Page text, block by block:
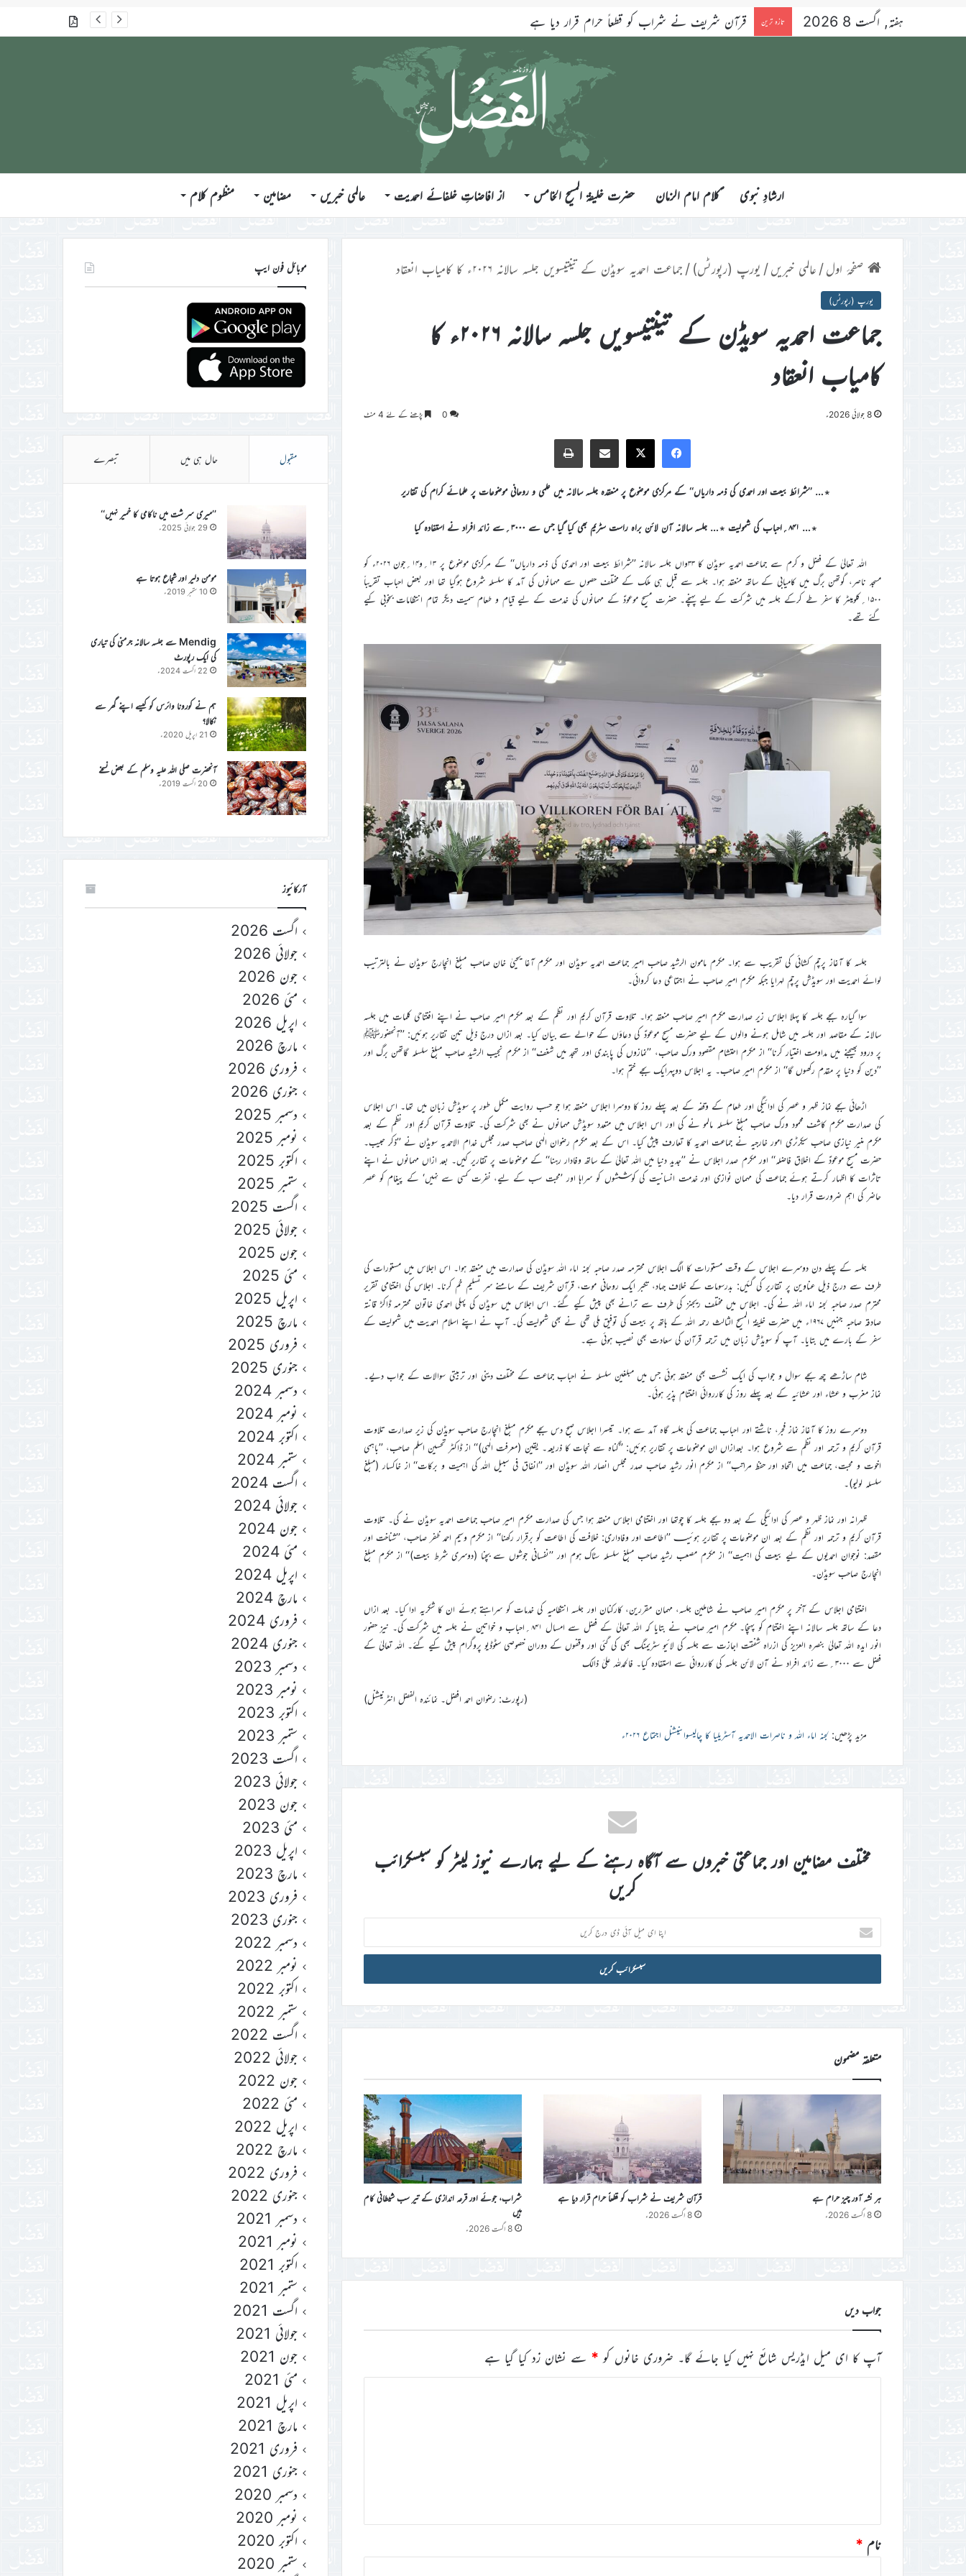
ہفتہ, اگست 8 2026 تازہ ترین قرآن شریف نے شراب کو قطعاً حرام قرار دیا ہے گذشتہ شمارے
ارشادِ نبوی ؑکلام امام الزمان حضرت خلیفۃ المسیح الخامس از افاضاتِ خلفائے احمدیت عالمی خبریں مضامین منظوم کلام
صفحۂ اول/ عالمی خبریں/ یورپ (رپورٹس) / جماعت احمدیہ سویڈن کے تینتیسویں جلسہ سالانہ ۲۰۲۶ء کا کامیاب انعقاد
یورپ (رپورٹس)
جماعت احمدیہ سویڈن کے تینتیسویں جلسہ سالانہ ۲۰۲۶ء کا
کامیاب انعقاد
8 جولائی 2026ء 0 پڑھنے کے لئے 4 منٹ
Facebook
X
Share via Email
Print
٭… ’’شرائط بیعت اور احمدی کی ذمہ داریاں‘‘ کے مرکزی موضوع پر منعقدہ جلسہ سالانہ میں علمی و روحانی موضوعات پر علمائے کرام کی تقاریر
٭… ۸۴۱؍احباب کی شمولیت ٭… جلسہ سالانہ آن لائن براہ راست سٹریم بھی کیا گیا جس سے ۳۰۰۰؍سے زائد افراد نے استفادہ کیا
اللہ تعالیٰ کے فضل و کرم سے جماعت احمدیہ سویڈن کا ۳۳واں جلسہ سالانہ ’’شرائط بیعت اور احمدی کی ذمہ داریاں‘‘ کے مرکزی موضوع پر ۱۳؍و۱۴؍جون ۲۰۲۶ء کو
مسجد ناصر، گوتھن برگ میں کامیابی کے ساتھ منعقد ہوا۔ جلسہ سے قبل ہی ملک کے مختلف حصوں سے مہمانوں کی آمد کا سلسلہ شروع ہوگیا تھا اور بعض احباب تقریباً
۱۵۰۰؍کلومیٹر کا سفر طے کرکے جلسہ میں شرکت کے لیے پہنچے۔ حضرت مسیح موعودؑ کے مہمانوں کی خدمت کے لیے قیام و طعام سمیت دیگر تمام انتظامات بخوبی کیے
گئے تھے۔
جلسہ کا آغاز پرچم کشائی کی تقریب سے ہوا۔ مکرم مامون الرشید صاحب امیر جماعت احمدیہ سویڈن اور مکرم آغا یحییٰ خان صاحب مبلغ انچارج سویڈن نے بالترتیب
لوائے احمدیت اور سویڈش پرچم لہرایا جبکہ مکرم امیر صاحب نے اجتماعی دعا کروائی۔
سوا گیارہ بجے جلسہ کا پہلا اجلاس زیر صدارت مکرم امیر صاحب منعقد ہوا۔ تلاوت قرآن کریم اور نظم کے بعد مکرم امیر صاحب نے اپنے افتتاحی کلمات میں جلسہ
سالانہ کے مقاصد اور جلسہ میں شامل ہونے والوں کے لیے حضرت مسیح موعودؑ کی دعاؤں کے حوالے سے بیان کیا۔ بعد ازاں درج ذیل تین تقاریر ہوئیں: ’’آنحضورﷺ
پر درود بھیجنے میں مداومت اختیار کرنا‘‘ از مکرم احتشام مقصود ورک صاحب، ’’نمازوں کی پابندی اور تہجد میں شغف‘‘ از مکرم نجیب الرشید صاحب مبلغ سلسلہ گاتھن برگ اور
’’دین کو دنیا پر مقدم رکھوں گا‘‘ از مکرم امیر صاحب۔ یہ اجلاس دوپہرایک بجے ختم ہوا۔
اڑھائی بجے نماز ظہر و عصر کی ادائیگی اور طعام کے وقفہ کے بعد پہلے روز کا دوسرا اجلاس منعقد ہوا جو حسب روایت مکمل طور پر سویڈش زبان میں تھا۔ اس اجلاس
کی صدارت مکرم کاشف محمود ورک صاحب مبلغ سلسلہ مالمو نے کی اور اس اجلاس میں متعدد سویڈش مہمانوں نے بھی شرکت کی۔ تلاوت قرآن کریم اور نظم کے بعد
مکرم منیر نیازی صاحب سیکرٹری امور خارجیہ نے جماعت احمدیہ کا تعارف پیش کیا۔ اس کے بعد مکرم رضوان الٰہی صاحب صدر مجلس خدام الاحمدیہ سویڈن نے ’’ذکر حبیب۔
حضرت مسیح موعودؑ کے اخلاق فاضلہ‘‘ اور مکرم صدر اجلاس نے ’’جدید دنیا میں اللہ تعالیٰ کے ساتھ وفادار رہنا‘‘ کے موضوعات پر تقاریر کیں۔ بعد ازاں مہمانوں نے اپنے
تاثرات کا اظہار کرتے ہوئے جماعت کی مہمان نوازی اور خدمت انسانیت کی کوششوں کو سراہا اور ’محبت سب کے لیے، نفرت کسی سے نہیں‘ کے پیغام کو عصر
حاضر کی اہم ضرورت قرار دیا۔
جلسہ کے پہلے دن دوسرے اجلاس کے وقت مستورات کا الگ اجلاس محترمہ صدر صاحبہ لجنہ اماء اللہ سویڈن کی صدارت میں منعقد ہوا۔ اس اجلاس میں مستورات کی
طرف سے درج ذیل عناوین پر تقاریر کی گئیں: بدرسومات کے خلاف جہاد، تکبر ایک روحانی موت، قرآن شریف کے سامنے سر تسلیم خم کرنا۔ اجلاس کی اختتامی تقریر
محترم صدر صاحبہ لجنہ اماء اللہ نے کی۔ اجلاس میں مختلف ریجنز کی طرف سے ترانے بھی پیش کیے گئے۔ اس اجلاس میں سویڈن کی پہلی احمدی خاتون محترمہ ڈاکڑ قانتہ
صادقہ صاحبہ جنہیں ۱۹۶۷ء میں حضرت خلیفۃ المسیح الثالث رحمہ اللہ کے ہاتھ پر بیعت کی توفیق ملی تھی نے بھی شمولیت کی۔ آپ نے اپنے اسلام احمدیت میں شمولیت کے
سفر کے بارے میں بتایا۔ آپ کو سویڈش زبان میں ترجمہ قرآن کی سعادت بھی نصیب ہوئی ہے۔
شام ساڑھے چھ بجے سوال و جواب کی ایک نشست بھی منعقد ہوئی جس میں مبلغین سلسلہ نے احباب جماعت کے مختلف دینی اور تربیتی سوالات کے جواب دیے۔
نماز مغرب و عشاء اور عشائیہ کے بعد پہلے روز کی کارروائی اختتام پذیر ہوئی۔
دوسرے روز کا آغاز نماز فجر، ناشتے اور احباب جماعت کی جلسہ گاہ آمد سے ہوا۔ تیسرا اجلاس صبح دس بجے مکرم مبلغ انچارج صاحب سویڈن کی زیر صدارت تلاوت
قرآن کریم و ترجمہ اور نظم سے شروع ہوا۔ بعدازاں ان موضوعات پر تقاریر ہوئیں: ’’گناہ سے نجات کا ذریعہ۔ یقین (معرفت الٰہی)‘‘ از ڈاکٹر تحسین اسلم صاحب، ’’باہمی
اخوت و محبت، جماعت میں اتحاد اور حفظ مراتب‘‘ از مکرم انور رشید صاحب صدر مجلس انصار اللہ سویڈن اور ’’انفاق فی سبیل اللہ کی اہمیت و برکات‘‘ از خاکسار (مبلغ
سلسلہ لولیو)۔
ظہرانہ اور نماز ظہر و عصر کی ادائیگی کے بعد دو بجے جلسہ کا چوتھا اور اختتامی اجلاس منعقد ہوا جس کی صدارت مکرم امیر صاحب جماعت احمدیہ سویڈن نے کی۔ تلاوت
قرآن کریم و ترجمہ اور نظم کے بعد ان موضوعات پر تقاریر ہوئیںـ ’’اطاعت اور وفاداری: خلافت کی اطاعت کو برقرار رکھنا‘‘ از مکرم وسیم احمد ظفر صاحب، ’’شناخت اور
مقصد: نوجوان احمدیوں کے لیے بیعت کی اہمیت‘‘ از مکرم مصعب رشید صاحب مبلغ سلسلہ سٹاک ہوم اور ’’نفسانی جوشوں سے بچنا (دوسری شرط بیعت)‘‘ از مکرم مبلغ
انچارج صاحب سویڈن۔
اختتامی اجلاس کے آخر پر مکرم امیر صاحب نے شاملین جلسہ، مہمان مقررین، کارکنان اور جلسہ انتظامیہ کی خدمات کو سراہتے ہوئے ان کا شکریہ ادا کیا۔ بعد ازاں
دعا کے ساتھ جلسہ سالانہ اپنے اختتام کو پہنچا۔ مکرم امیر صاحب نے بتایا کہ اللہ تعالیٰ کے فضل سے امسال ۸۴۱؍احباب و خواتین نے جلسہ میں شرکت کی۔ نیز حضور
انور ایدہ اللہ تعالیٰ بنصرہ العزیز کی ازراہ شفقت اجازت سے جلسہ کی لائیو سٹریمنگ بھی کی گئی اور وقفوں کے دوران خصوصی سٹوڈیو پروگرام پیش کیے گئے۔ اللہ تعالیٰ کے
فضل سے ۳۰۰۰؍سے زائد افراد نے آن لائن جلسہ کی کارروائی سے استفادہ کیا۔ فالحمدللہ علیٰ ذالک
(رپورٹ: رضوان احمد افضل۔ نمائندہ الفضل انٹرنیشنل)
مزید پڑھیں: لجنہ اماء اللہ و ناصرات الاحمدیہ آسٹریلیا کا چالیسواںنیشنل اجتماع ۲۰۲۶ء
مختلف مضامین اور جماعتی خبروں سے آگاہ رہنے کے لیے ہمارے نیوز لیٹر کو سبسکرائب
کریں
اپنا
ای
میل
ڈی
متعلقہ مضمون
ہر نشہ آور چیز حرام ہے
8 اگست 2026ء
قرآن شریف نے شراب کو قطعاً حرام قرار دیا ہے
8 اگست 2026ء
شراب، جوئے اور قرعہ اندازی کے تیر سب شیطانی کام
ہیں
8 اگست 2026ء
جواب دیں
آپ کا ای میل ایڈریس شائع نہیں کیا جائے گا۔ ضروری خانوں کو * سے نشان زد کیا گیا ہے
نام *
موبائل فون ایپ
مقبول حال ہی میں تبصرے
’’میری سر شت میں ناکامی کا خمیر نہیں‘‘
29 جولائی 2025ء
مومن دلیر اور شجاع ہوتا ہے
10 ستمبر 2019ء
Mendig سے جلسہ سالانہ جرمنی کی تیاری
کی ایک رپورٹ
22 اگست 2024ء
ہم نے کورونا وائرس کو کیسے اپنے گھر سے
نکالا؟
21 اپریل 2020ء
آنحضرت صلی اللہ علیہ وسلم کے بعض نسخے
20 اگست 2019ء
آرکائیوز
اگست 2026
جولائی 2026
جون 2026
مئی 2026
اپریل 2026
مارچ 2026
فروری 2026
جنوری 2026
دسمبر 2025
نومبر 2025
اکتوبر 2025
ستمبر 2025
اگست 2025
جولائی 2025
جون 2025
مئی 2025
اپریل 2025
مارچ 2025
فروری 2025
جنوری 2025
دسمبر 2024
نومبر 2024
اکتوبر 2024
ستمبر 2024
اگست 2024
جولائی 2024
جون 2024
مئی 2024
اپریل 2024
مارچ 2024
فروری 2024
جنوری 2024
دسمبر 2023
نومبر 2023
اکتوبر 2023
ستمبر 2023
اگست 2023
جولائی 2023
جون 2023
مئی 2023
اپریل 2023
مارچ 2023
فروری 2023
جنوری 2023
دسمبر 2022
نومبر 2022
اکتوبر 2022
ستمبر 2022
اگست 2022
جولائی 2022
جون 2022
مئی 2022
اپریل 2022
مارچ 2022
فروری 2022
جنوری 2022
دسمبر 2021
نومبر 2021
اکتوبر 2021
ستمبر 2021
اگست 2021
جولائی 2021
جون 2021
مئی 2021
اپریل 2021
مارچ 2021
فروری 2021
جنوری 2021
دسمبر 2020
نومبر 2020
اکتوبر 2020
ستمبر 2020